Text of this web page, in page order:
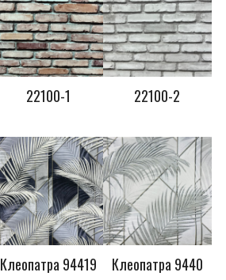
22100-1 22100-2
Клеопатра 94419 Клеопатра 9440